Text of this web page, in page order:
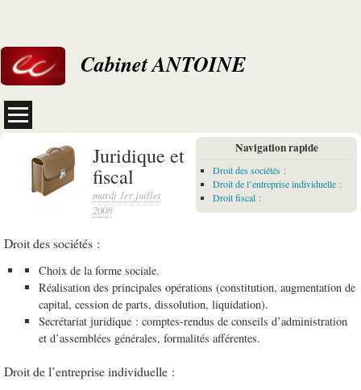
Cabinet ANTOINE
Navigation rapide
Droit des sociétés :
Droit de l’entreprise individuelle :
Droit fiscal :
Juridique et
fiscal
mardi 1er juillet
2008
Droit des sociétés :
Choix de la forme sociale.
Réalisation des principales opérations (constitution, augmentation de
capital, cession de parts, dissolution, liquidation).
Secrétariat juridique : comptes-rendus de conseils d’administration
et d’assemblées générales, formalités afférentes.
Droit de l’entreprise individuelle :